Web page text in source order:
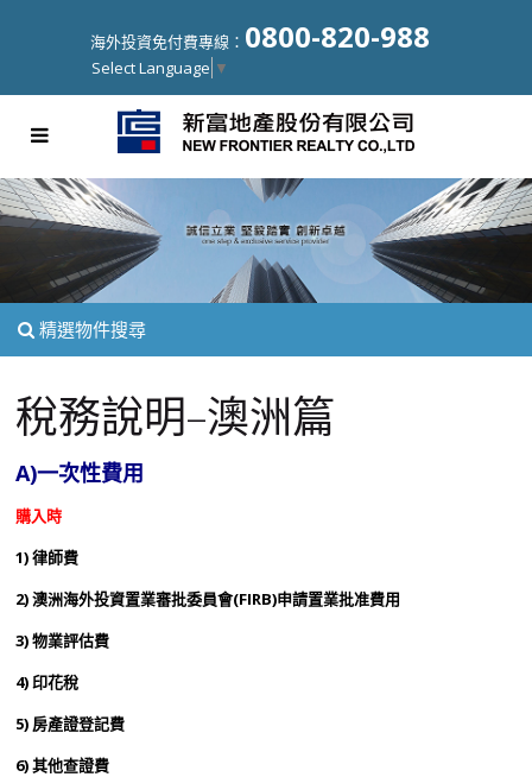
海外投資免付費專線： 0800-820-988
Select Language ▼
精選物件搜尋
稅務說明–澳洲篇
A)一次性費用
購入時
1) 律師費
2) 澳洲海外投資置業審批委員會(FIRB)申請置業批准費用
3) 物業評估費
4) 印花稅
5) 房產證登記費
6) 其他查證費